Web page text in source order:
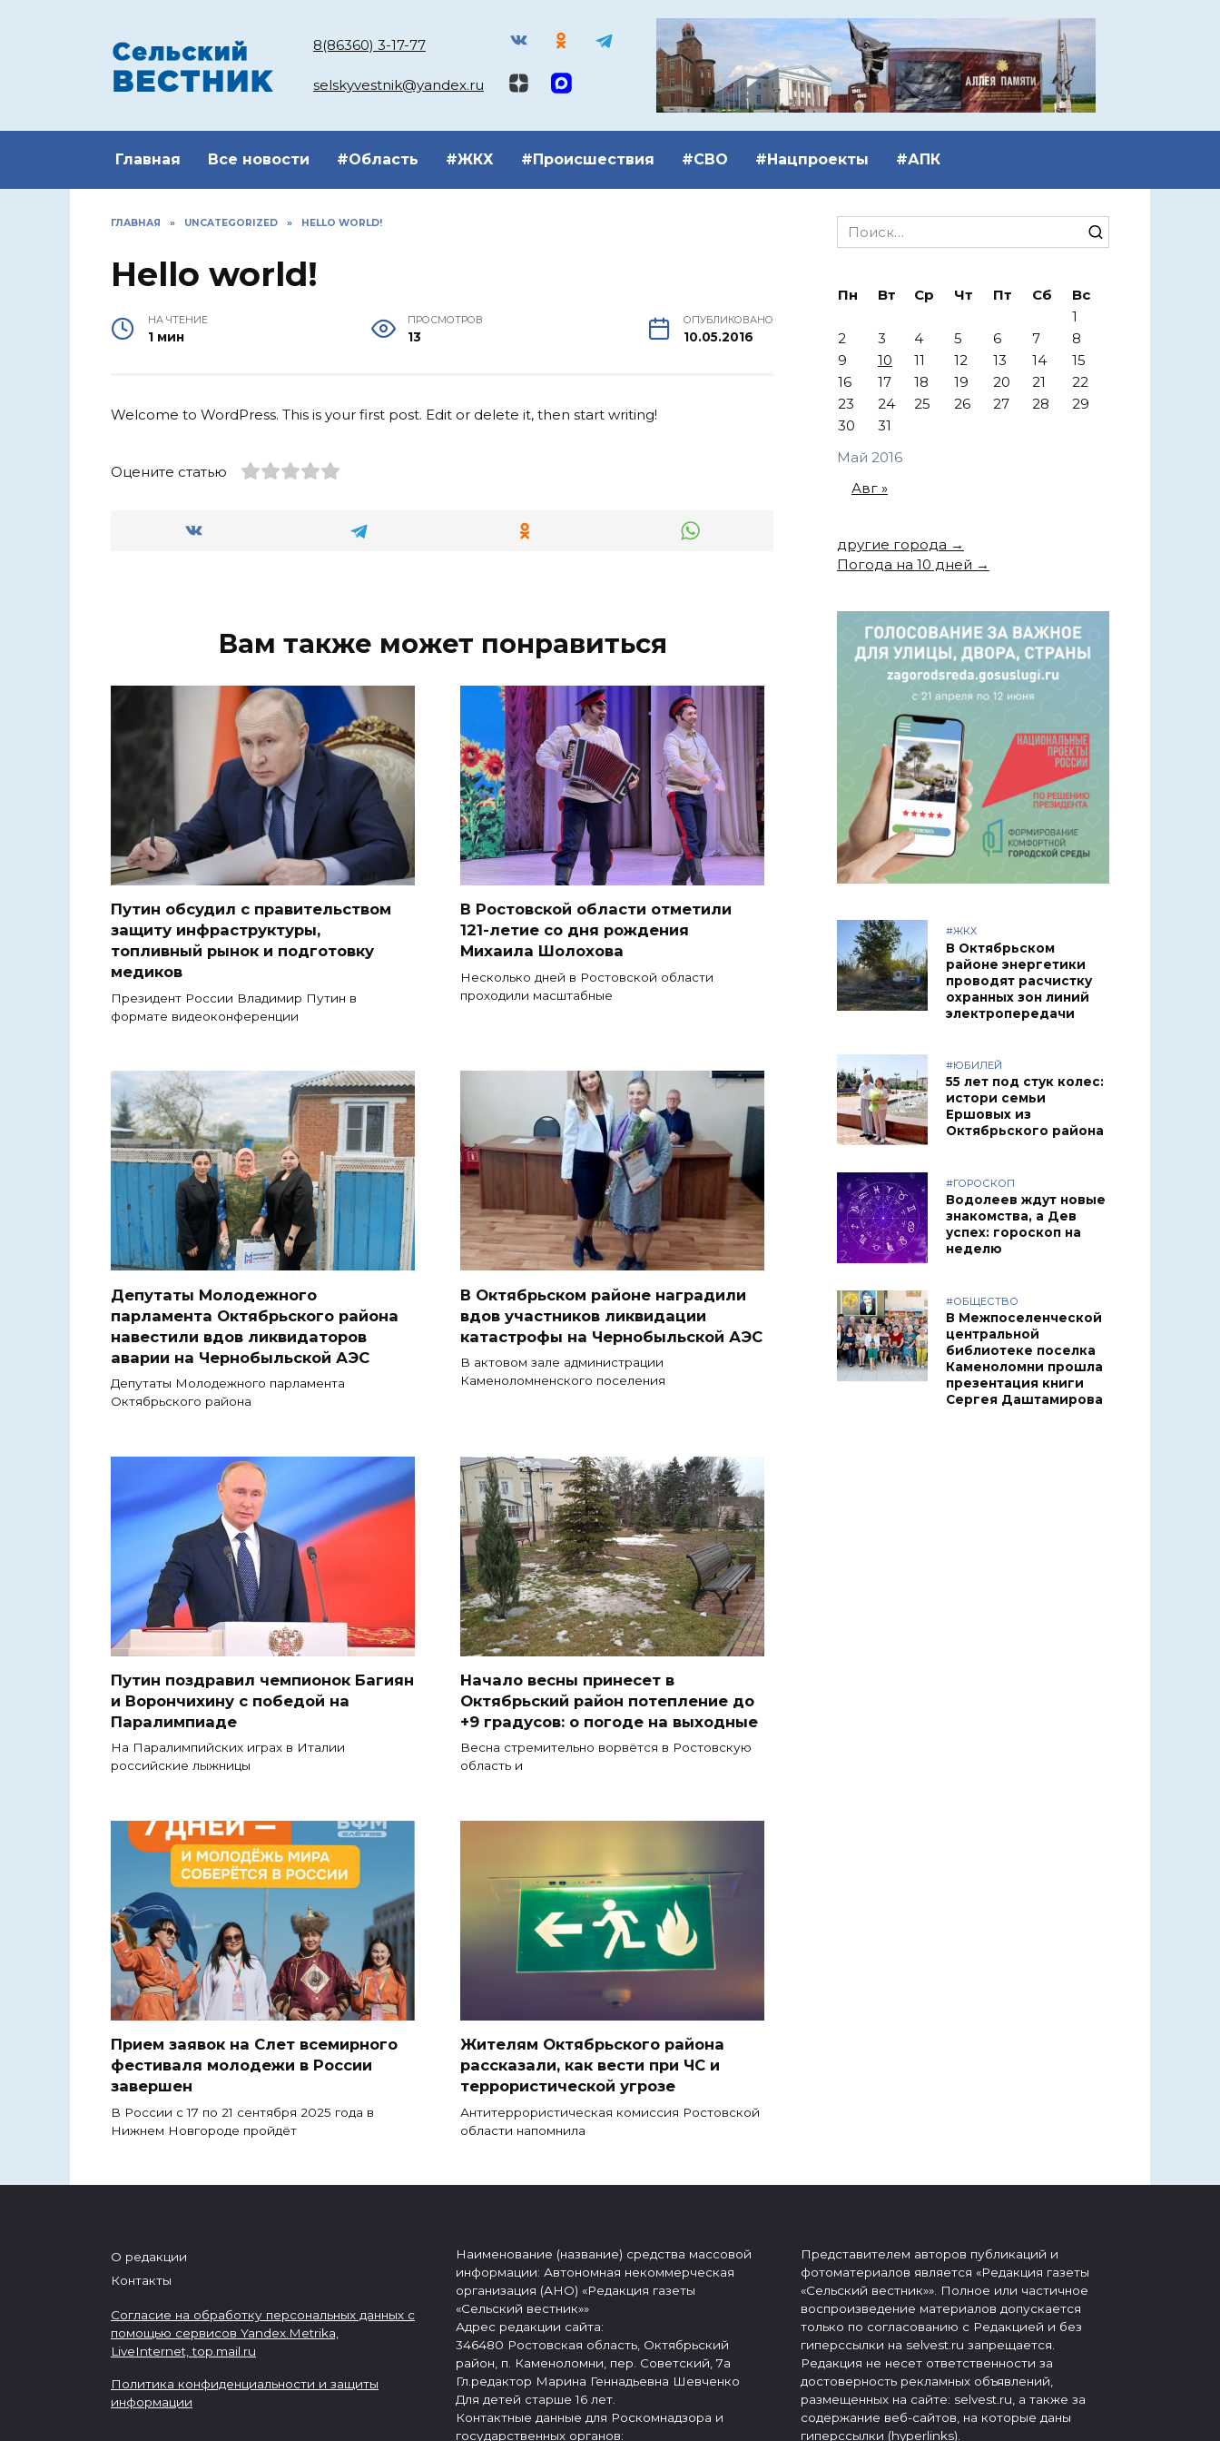
8(86360) 3-17-77
selskyvestnik@yandex.ru
Главная Все новости #Область #ЖКХ #Происшествия #СВО #Нацпроекты #АПК
ГЛАВНАЯ » UNCATEGORIZED » HELLO WORLD!
Hello world!
НА ЧТЕНИЕ
1 мин
ПРОСМОТРОВ
13
ОПУБЛИКОВАНО
10.05.2016
Welcome to WordPress. This is your first post. Edit or delete it, then start writing!
Оцените статью
Вам также может понравиться
Путин обсудил с правительством
защиту инфраструктуры,
топливный рынок и подготовку
медиков
Президент России Владимир Путин в
формате видеоконференции
В Ростовской области отметили
121-летие со дня рождения
Михаила Шолохова
Несколько дней в Ростовской области
проходили масштабные
Депутаты Молодежного
парламента Октябрьского района
навестили вдов ликвидаторов
аварии на Чернобыльской АЭС
Депутаты Молодежного парламента
Октябрьского района
В Октябрьском районе наградили
вдов участников ликвидации
катастрофы на Чернобыльской АЭС
В актовом зале администрации
Каменоломненского поселения
Путин поздравил чемпионок Багиян
и Ворончихину с победой на
Паралимпиаде
На Паралимпийских играх в Италии
российские лыжницы
Начало весны принесет в
Октябрьский район потепление до
+9 градусов: о погоде на выходные
Весна стремительно ворвётся в Ростовскую
область и
Прием заявок на Слет всемирного
фестиваля молодежи в России
завершен
В России с 17 по 21 сентября 2025 года в
Нижнем Новгороде пройдёт
Жителям Октябрьского района
рассказали, как вести при ЧС и
террористической угрозе
Антитеррористическая комиссия Ростовской
области напомнила
Search
for:
Май 2016
Пн Вт Ср Чт Пт Сб
Вс
1
2
3 4 5 6 7
8
9
10 11 12 13 14
15
16
17 18 19 20 21
22
23
24 25 26 27 28
29
30
31
Авг »
другие города →
Погода на 10 дней →
#ЖКХ
В Октябрьском
районе энергетики
проводят расчистку
охранных зон линий
электропередачи
#ЮБИЛЕЙ
55 лет под стук колес:
истори семьи
Ершовых из
Октябрьского района
#ГОРОСКОП
Водолеев ждут новые
знакомства, а Дев
успех: гороскоп на
неделю
#ОБЩЕСТВО
В Межпоселенческой
центральной
библиотеке поселка
Каменоломни прошла
презентация книги
Сергея Даштамирова
О редакции
Контакты
Согласие на обработку персональных данных с
помощью сервисов Yandex.Metrika,
LiveInternet,top.mail.ru
Политика конфиденциальности и защиты
информации
Наименование (название) средства массовой
информации: Автономная некоммерческая
организация (АНО) «Редакция газеты
«Сельский вестник»»
Адрес редакции сайта:
346480 Ростовская область, Октябрьский
район, п. Каменоломни, пер. Советский, 7а
Гл.редактор Марина Геннадьевна Шевченко
Для детей старше 16 лет.
Контактные данные для Роскомнадзора и
государственных органов:
Представителем авторов публикаций и
фотоматериалов является «Редакция газеты
«Сельский вестник»». Полное или частичное
воспроизведение материалов допускается
только по согласованию с Редакцией и без
гиперссылки на selvest.ru запрещается.
Редакция не несет ответственности за
достоверность рекламных объявлений,
размещенных на сайте: selvest.ru, а также за
содержание веб-сайтов, на которые даны
гиперссылки (hyperlinks).